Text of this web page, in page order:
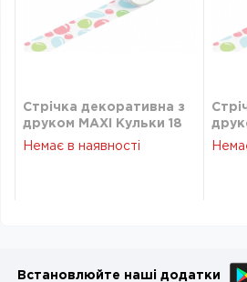
Стрічка декоративна з
друком MAXI Кульки 18
мм х 5м MX62101
Немає в наявності
мм х
Встановлюйте наші додатки